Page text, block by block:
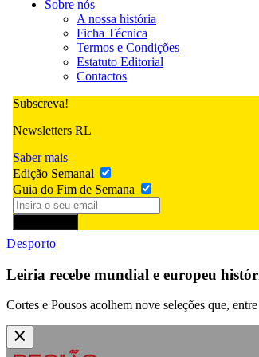
Sobre nós
A nossa história
Ficha Técnica
Termos e Condições
Estatuto Editorial
Contactos
Subscreva!
Newsletters RL
Saber mais
Edição Semanal
Guia do Fim de Semana
Desporto
Leiria recebe mundial e europeu
Cortes e Pousos acolhem nove seleções que,